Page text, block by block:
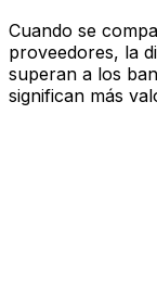
Cuando se
proveedores, la
superan a los
significan más